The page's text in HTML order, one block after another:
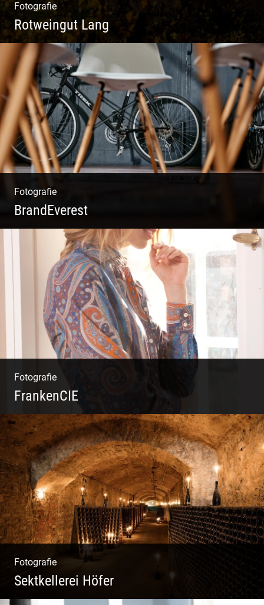
Fotografie
Rotweingut Lang
Rotweine aus Österreich | Genussvolle
Weinprobe | Herbstliche Weinberge | Uriger
Weinkeller
Fotografie
BrandEverest
Kommunikationsfotografie | Branding mit
Bildwelten | Markenerlebnisse | Corporate
Design
Fotografie
FrankenCIE
Fotografie
Sektkellerei Höfer